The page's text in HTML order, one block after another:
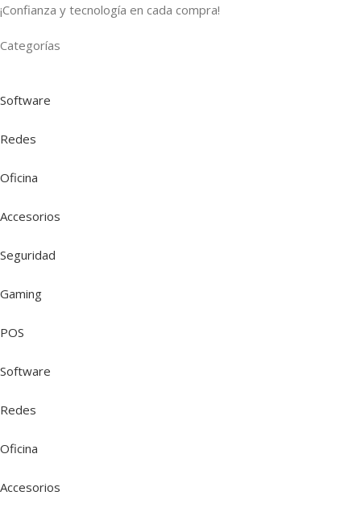
¡Confianza y tecnología en cada compra!
Categorías
Software
Redes
Oficina
Accesorios
Seguridad
Gaming
POS
Software
Redes
Oficina
Accesorios